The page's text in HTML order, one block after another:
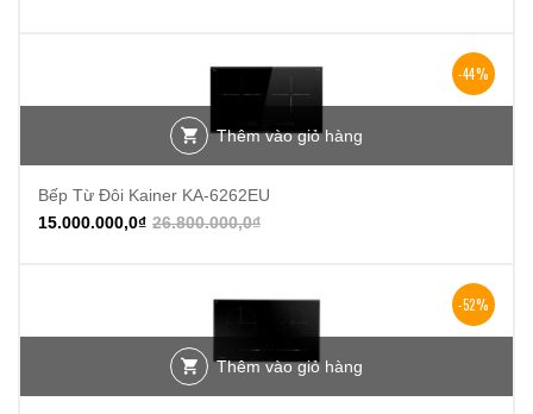
-44%
Thêm vào giỏ hàng
Bếp Từ Đôi Kainer KA-6262EU
26.800.000,0₫
15.000.000,0₫
-52%
Thêm vào giỏ hàng